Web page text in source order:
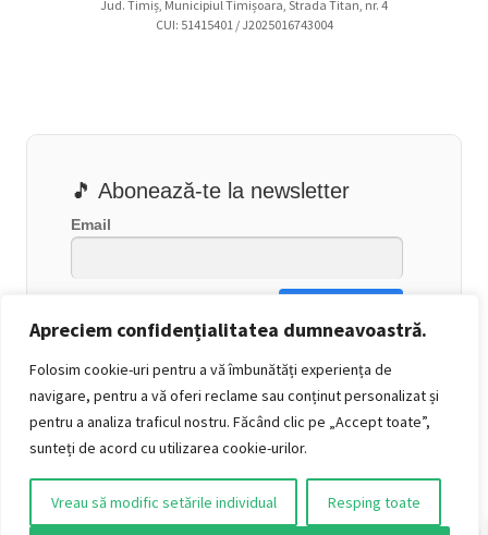
Apreciem confidențialitatea dumneavoastră.
Folosim cookie-uri pentru a vă îmbunătăți experiența de
navigare, pentru a vă oferi reclame sau conținut personalizat și
pentru a analiza traficul nostru. Făcând clic pe „Accept toate”,
sunteți de acord cu utilizarea cookie-urilor.
Vreau să modific setările individual Resping toate
Jud. Timiș, Municipiul Timișoara, Strada Titan, nr. 4
CUI: 51415401 / J2025016743004
🎵 Abonează-te la newsletter
Email
0